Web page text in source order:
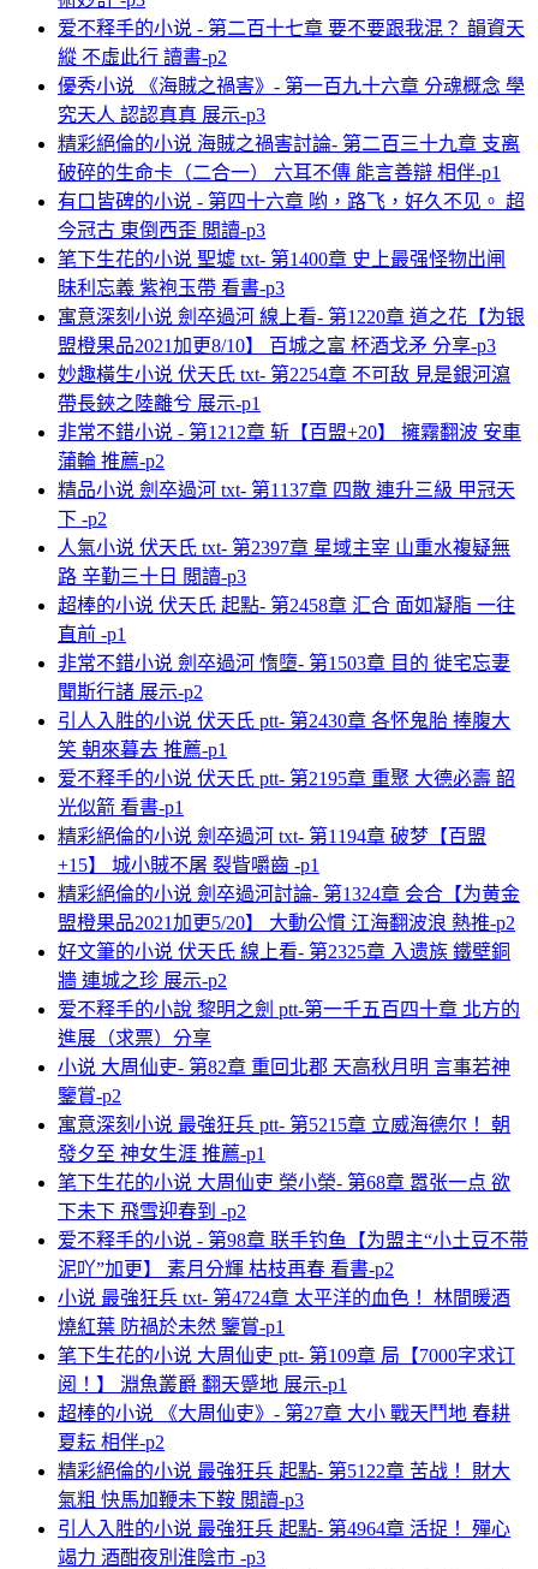
爱不释手的小说 - 第二百十七章 要不要跟我混？ 韻資天
縱 不虛此行 讀書-p2
優秀小说 《海賊之禍害》- 第一百九十六章 分魂概念 學
究天人 認認真真 展示-p3
精彩絕倫的小说 海賊之禍害討論- 第二百三十九章 支离
破碎的生命卡（二合一） 六耳不傳 能言善辯 相伴-p1
有口皆碑的小说 - 第四十六章 哟，路飞，好久不见。 超
今冠古 東倒西歪 閲讀-p3
笔下生花的小说 聖墟 txt- 第1400章 史上最强怪物出闸
昧利忘義 紫袍玉帶 看書-p3
寓意深刻小说 劍卒過河 線上看- 第1220章 道之花【为银
盟橙果品2021加更8/10】 百城之富 杯酒戈矛 分享-p3
妙趣橫生小说 伏天氏 txt- 第2254章 不可敌 見是銀河瀉
帶長鋏之陸離兮 展示-p1
非常不錯小说 - 第1212章 斩【百盟+20】 擁霧翻波 安車
蒲輪 推薦-p2
精品小说 劍卒過河 txt- 第1137章 四散 連升三級 甲冠天
下 -p2
人氣小说 伏天氏 txt- 第2397章 星域主宰 山重水複疑無
路 辛勤三十日 閲讀-p3
超棒的小说 伏天氏 起點- 第2458章 汇合 面如凝脂 一往
直前 -p1
非常不錯小说 劍卒過河 惰墮- 第1503章 目的 徙宅忘妻
聞斯行諸 展示-p2
引人入胜的小说 伏天氏 ptt- 第2430章 各怀鬼胎 捧腹大
笑 朝來暮去 推薦-p1
爱不释手的小说 伏天氏 ptt- 第2195章 重聚 大德必壽 韶
光似箭 看書-p1
精彩絕倫的小说 劍卒過河 txt- 第1194章 破梦【百盟
+15】 城小賊不屠 裂眥嚼齒 -p1
精彩絕倫的小说 劍卒過河討論- 第1324章 会合【为黄金
盟橙果品2021加更5/20】 大動公慣 江海翻波浪 熱推-p2
好文筆的小说 伏天氏 線上看- 第2325章 入遗族 鐵壁銅
牆 連城之珍 展示-p2
爱不释手的小說 黎明之劍 ptt-第一千五百四十章 北方的
進展（求票）分享
小说 大周仙吏- 第82章 重回北郡 天高秋月明 言事若神
鑒賞-p2
寓意深刻小说 最強狂兵 ptt- 第5215章 立威海德尔！ 朝
發夕至 神女生涯 推薦-p1
笔下生花的小说 大周仙吏 榮小榮- 第68章 嚣张一点 欲
下未下 飛雪迎春到 -p2
爱不释手的小说 - 第98章 联手钓鱼【为盟主“小土豆不带
泥吖”加更】 素月分輝 枯枝再春 看書-p2
小说 最強狂兵 txt- 第4724章 太平洋的血色！ 林間暖酒
燒紅葉 防禍於未然 鑒賞-p1
笔下生花的小说 大周仙吏 ptt- 第109章 局【7000字求订
阅！】 淵魚叢爵 翻天蹙地 展示-p1
超棒的小说 《大周仙吏》- 第27章 大小 戰天鬥地 春耕
夏耘 相伴-p2
精彩絕倫的小说 最強狂兵 起點- 第5122章 苦战！ 財大
氣粗 快馬加鞭未下鞍 閲讀-p3
引人入胜的小说 最強狂兵 起點- 第4964章 活捉！ 殫心
竭力 酒酣夜別淮陰市 -p3